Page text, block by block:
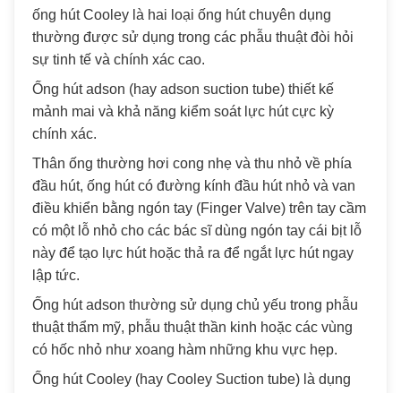
ống hút Cooley là hai loại ống hút chuyên dụng
thường được sử dụng trong các phẫu thuật đòi hỏi
sự tinh tế và chính xác cao.
Ống hút adson (hay adson suction tube) thiết kế
mảnh mai và khả năng kiểm soát lực hút cực kỳ
chính xác.
Thân ống thường hơi cong nhẹ và thu nhỏ về phía
đầu hút, ống hút có đường kính đầu hút nhỏ và van
điều khiển bằng ngón tay (Finger Valve) trên tay cầm
có một lỗ nhỏ cho các bác sĩ dùng ngón tay cái bịt lỗ
này để tạo lực hút hoặc thả ra để ngắt lực hút ngay
lập tức.
Ống hút adson thường sử dụng chủ yếu trong phẫu
thuật thẩm mỹ, phẫu thuật thần kinh hoặc các vùng
có hốc nhỏ như xoang hàm những khu vực hẹp.
Ống hút Cooley (hay Cooley Suction tube) là dụng